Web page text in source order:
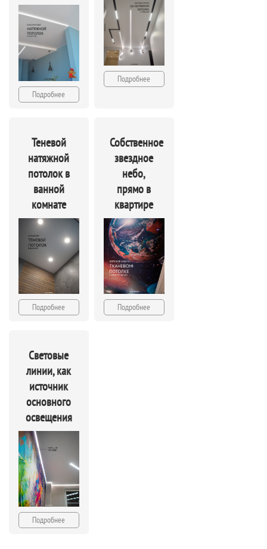
Подробнее
Подробнее
Теневой
натяжной
потолок в
ванной
комнате
Подробнее
Собственное
звездное
небо,
прямо в
квартире
Подробнее
Световые
линии, как
источник
основного
освещения
Подробнее